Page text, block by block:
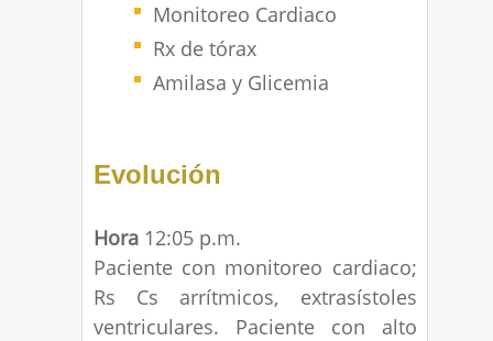
Monitoreo Cardiaco
Rx de tórax
Amilasa y Glicemia
Evolución
Hora12:05 p.m.
Paciente con monitoreo cardiaco;
Rs Cs arrítmicos, extrasístoles
ventriculares. Paciente con alto